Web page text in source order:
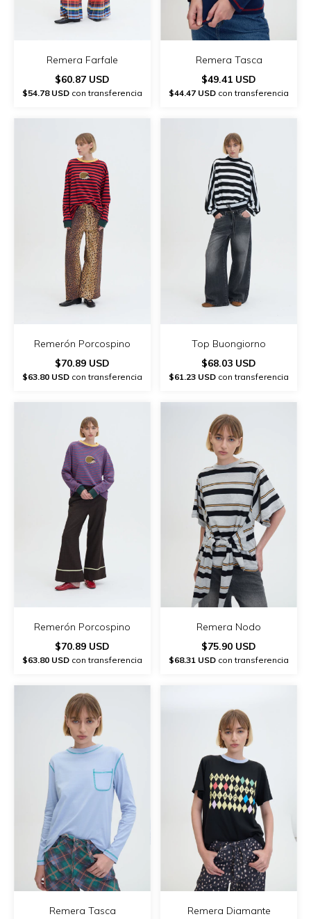
Remera Farfale
$60.87 USD
$54.78 USD con transferencia
Remera Tasca
$49.41 USD
$44.47 USD con transferencia
Remerón Porcospino
$70.89 USD
$63.80 USD con transferencia
Top Buongiorno
$68.03 USD
$61.23 USD con transferencia
Remerón Porcospino
$70.89 USD
$63.80 USD con transferencia
Remera Nodo
$75.90 USD
$68.31 USD con transferencia
Remera Tasca
Remera Diamante